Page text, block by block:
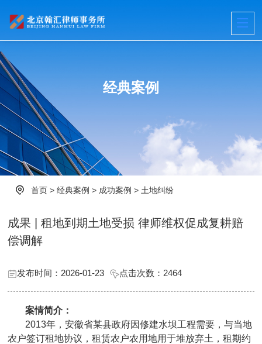
经典案例
首页 >经典案例 > 成功案例 > 土地纠纷
成果 | 租地到期土地受损 律师维权促成复耕赔
偿调解
发布时间：2026-01-23 点击次数： 2464
案情简介：
2013年，安徽省某县政府因修建水坝工程需要，与当地
农户签订租地协议，租赁农户农用地用于堆放弃土，租期约